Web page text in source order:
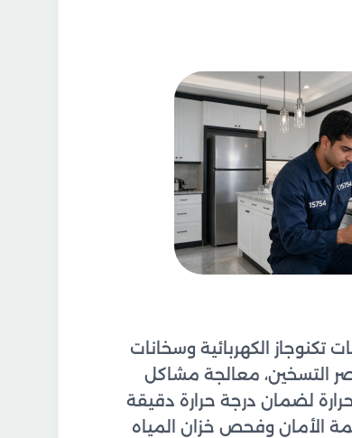
تكنوجاز الكهربائية وسخانات
التسخين، معالجة مشاكل
لضمان درجة حرارة دقيقة
الأمان وفحص خزان المياه